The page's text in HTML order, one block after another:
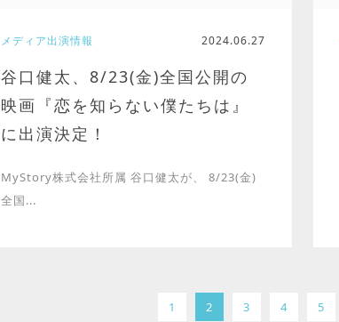
谷口健太、8/23(金)全国公開の
映画『恋を知らない僕たちは』
に出演決定！
メディア出演情報 2024.06.27
MyStory株式会社所属 谷口健太が、 8/23(金)
全国...
1 2 3 4 5